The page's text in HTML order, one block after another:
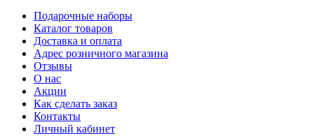
Подарочные наборы
Каталог товаров
Доставка и оплата
Адрес розничного магазина
Отзывы
О нас
Акции
Как сделать заказ
Контакты
Личный кабинет